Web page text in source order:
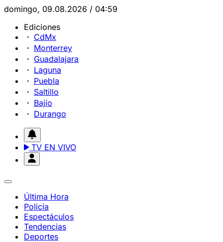
domingo, 09.08.2026 / 04:59
Ediciones
CdMx
Monterrey
Guadalajara
Laguna
Puebla
Saltillo
Bajío
Durango
TV EN VIVO
Última Hora
Policía
Espectáculos
Tendencias
Deportes